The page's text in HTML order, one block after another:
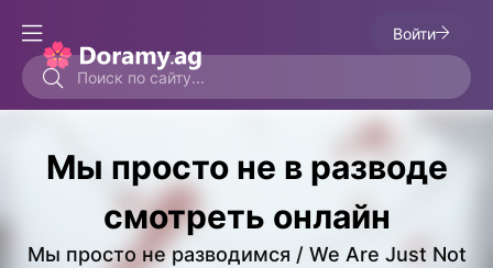
Войти
Мы просто не в разводе
смотреть онлайн
Мы просто не разводимся / We Are Just Not